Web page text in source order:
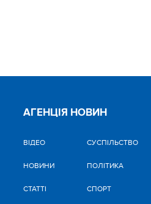
АГЕНЦІЯ НОВИН
ВІДЕО
НОВИНИ
СТАТТІ
CУСПІЛЬСТВО
ПОЛІТИКА
СПОРТ